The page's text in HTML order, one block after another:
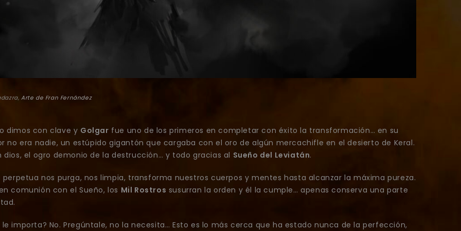
Arte de Fran Fernández
dimos con clave y Golgar fue uno de los primeros en completar con éxito la transformación… en su
no era nadie, un estúpido gigantón que cargaba con el oro de algún mercachifle en el desierto de Keral.
dios, el ogro demonio de la destrucción… y todo gracias al Sueño del Leviatán.
perpetua nos purga, nos limpia, transforma nuestros cuerpos y mentes hasta alcanzar la máxima pureza.
comunión con el Sueño, los Mil Rostros susurran la orden y él la cumple… apenas conserva una parte
le importa? No. Pregúntale, no la necesita… Esto es lo más cerca que ha estado nunca de la perfección,